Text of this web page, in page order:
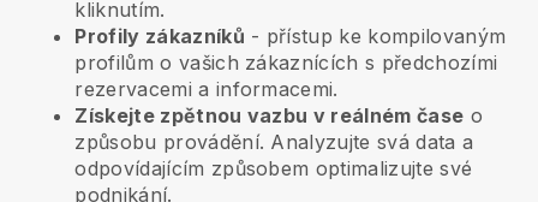
kliknutím.
Profily zákazníků - přístup ke kompilovaným
profilům o vašich zákaznících s předchozími
rezervacemi a informacemi.
Získejte zpětnou vazbu v reálném čase o
způsobu provádění. Analyzujte svá data a
odpovídajícím způsobem optimalizujte své
podnikání.